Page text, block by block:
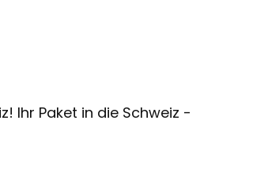
Ihr Paket in die Schweiz -